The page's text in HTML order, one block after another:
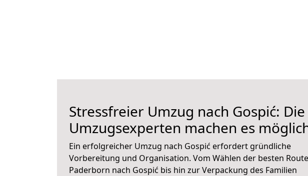
Stressfreier Umzug nach Gospić: Die
Umzugsexperten machen es
Ein erfolgreicher Umzug nach Gospić erfordert gründliche
Vorbereitung und Organisation. Vom Wählen der besten
Paderborn nach Gospić bis hin zur Verpackung des Familien